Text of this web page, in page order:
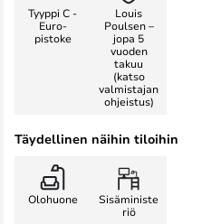
Tyyppi C -
Euro-
pistoke
Louis
Poulsen –
jopa 5
vuoden
takuu
(katso
valmistajan
ohjeistus)
Täydellinen näihin tiloihin
Olohuone
Sisäministe
riö